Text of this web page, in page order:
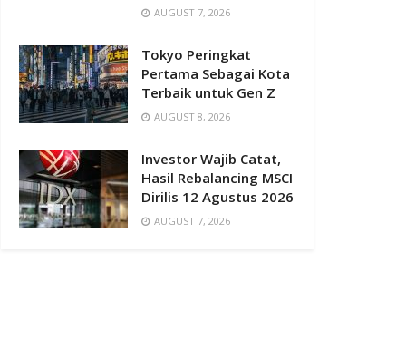
AUGUST 7, 2026
Tokyo Peringkat
Pertama Sebagai Kota
Terbaik untuk Gen Z
AUGUST 8, 2026
Investor Wajib Catat,
Hasil Rebalancing MSCI
Dirilis 12 Agustus 2026
AUGUST 7, 2026